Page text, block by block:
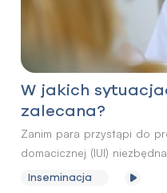
W jakich
zalecana?
Zanim para przystąpi do
domacicznej (IUI)
leczenia niepłodności
Inseminacja